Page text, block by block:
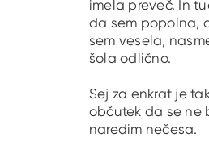
imela preveč. In
da sem popolna,
sem vesela,
šola odlično.
Sej za enkrat je
občutek da se ne
naredim nečesa.